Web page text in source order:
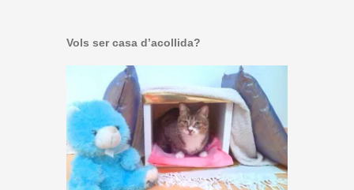
Vols ser casa d’acollida?